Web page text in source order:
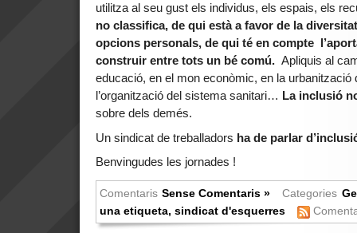
utilitza al seu gust els individus, els espais, els
no classifica, de qui està a favor de la
opcions personals, de qui té en compte
construir entre tots un bé comú. Apliquis al
educació, en el mon econòmic, en la urbanització
l’organització del sistema sanitari… La inclusió
sobre dels demés.
Un sindicat de treballadors ha de parlar
Benvingudes les jornades !
Comentaris Sense Comentaris » Categories
una etiqueta, sindicat d'esquerres